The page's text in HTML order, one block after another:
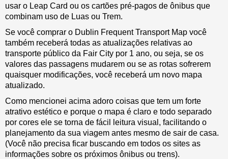
usar o Leap Card ou os cartões pré-pagos de ônibus que
combinam uso de Luas ou Trem.
Se você comprar o Dublin Frequent Transport Map você
também receberá todas as atualizações relativas ao
transporte público da Fair City por 1 ano, ou seja, se os
valores das passagens mudarem ou se as rotas sofrerem
quaisquer modificações, você receberá um novo mapa
atualizado.
Como mencionei acima adoro coisas que tem um forte
atrativo estético e porque o mapa é claro e todo separado
por cores ele se torna de fácil leitura visual, facilitando o
planejamento da sua viagem antes mesmo de sair de casa.
(Você não precisa ficar buscando em todos os sites as
informações sobre os próximos ônibus ou trens).